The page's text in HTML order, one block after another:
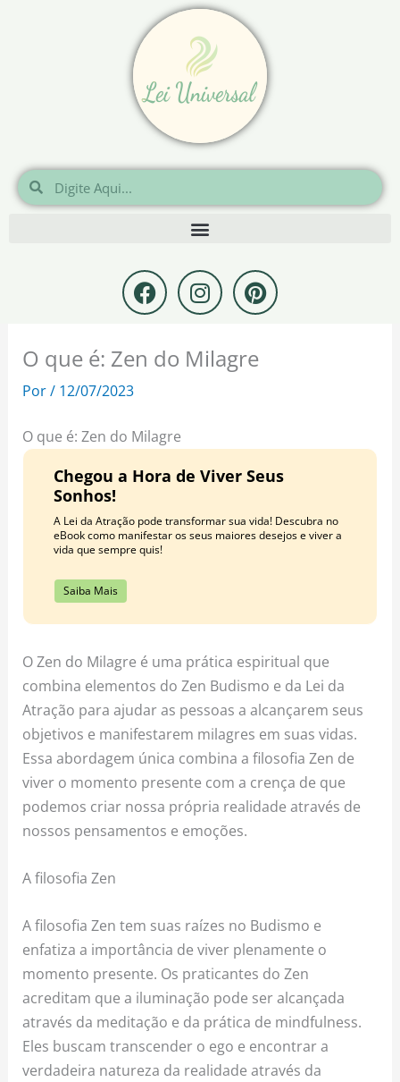
Pesquisar
Pesquisar
F
a
c
e
b
k
I
n
s
t
a
m
P
i
n
t
e
t
O que é: Zen do Milagre
Por/ 12/07/2023
O que é: Zen do Milagre
Chegou a Hora de Viver Seus
Sonhos!
A Lei da Atração pode transformar sua vida! Descubra no
eBook como manifestar os seus maiores desejos e viver a
vida que sempre quis!
Saiba Mais
O Zen do Milagre é uma prática espiritual que
combina elementos do Zen Budismo e da Lei da
Atração para ajudar as pessoas a alcançarem seus
objetivos e manifestarem milagres em suas vidas.
Essa abordagem única combina a filosofia Zen de
viver o momento presente com a crença de que
podemos criar nossa própria realidade através de
nossos pensamentos e emoções.
A filosofia Zen
A filosofia Zen tem suas raízes no Budismo e
enfatiza a importância de viver plenamente o
momento presente. Os praticantes do Zen
acreditam que a iluminação pode ser alcançada
através da meditação e da prática de mindfulness.
Eles buscam transcender o ego e encontrar a
verdadeira natureza da realidade através da